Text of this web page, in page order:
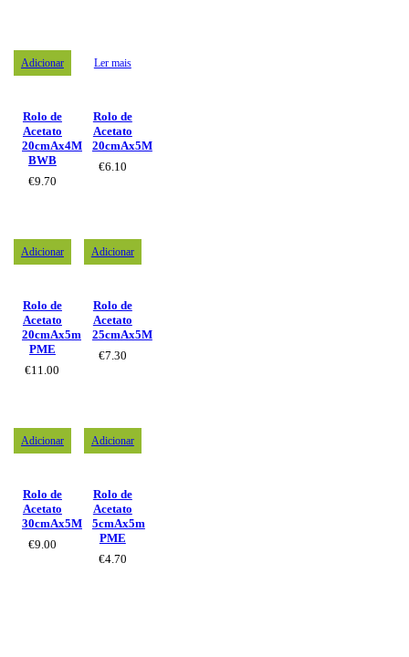
Adicionar
Rolo de
Acetato
20cmAx4M
BWB
€9.70
Ler mais
Rolo de
Acetato
20cmAx5M
€6.10
Adicionar
Rolo de
Acetato
20cmAx5m
PME
€11.00
Adicionar
Rolo de
Acetato
25cmAx5M
€7.30
Adicionar
Rolo de
Acetato
30cmAx5M
€9.00
Adicionar
Rolo de
Acetato
5cmAx5m
PME
€4.70